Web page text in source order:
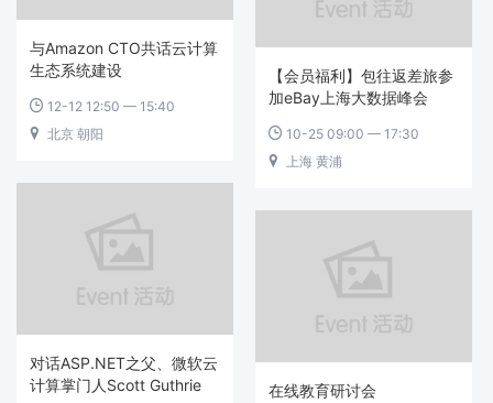
与Amazon CTO共话云计算
生态系统建设
 12-12 12:50 — 15:40
 北京 朝阳
【会员福利】包往返差旅参
加eBay上海大数据峰会
 10-25 09:00 — 17:30
 上海 黄浦
对话ASP.NET之父、微软云
计算掌门人Scott Guthrie
在线教育研讨会